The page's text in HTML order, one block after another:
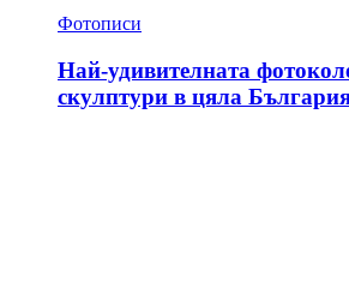
Фотописи
Най-удивителната
скулптури в цяла